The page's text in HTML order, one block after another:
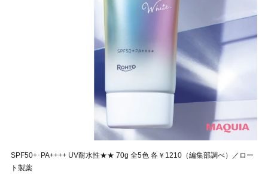
SPF50+･PA++++ UV耐水性★★ 70g 全5色 各￥1210（編集部調べ）／ロー
ト製薬